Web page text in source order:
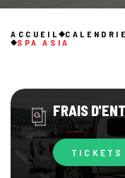
ACCUEIL
SPA ASIA
FRAIS
TICKETS